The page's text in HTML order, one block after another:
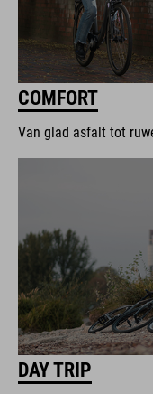
COMFORT
Van glad asfalt tot
DAY TRIP